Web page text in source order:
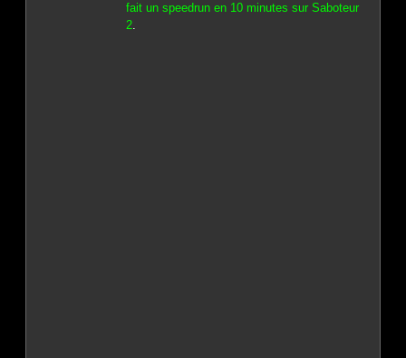
fait un speedrun en 10 minutes sur Saboteur
2.